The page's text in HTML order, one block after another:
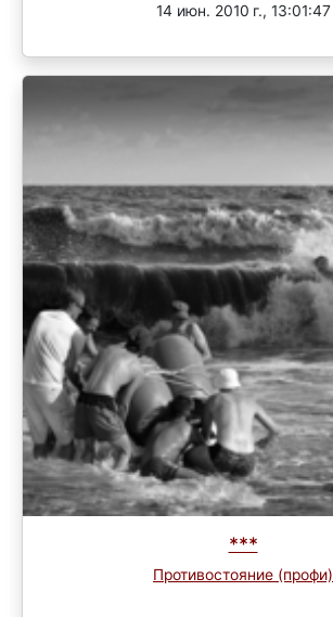
14 июн. 2010 г., 13:01:47
***
Противостояние (профи)